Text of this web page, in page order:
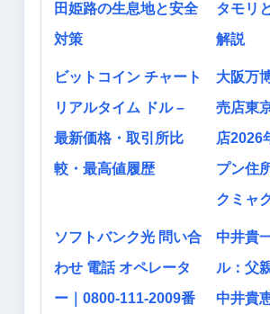
田姫路の生息地と安全
対策
タモリ
解説
ビットコイン チャート
リアルタイム ドル –
最新価格・取引所比
較・最高値履歴
大阪万
売店東
店2026
プン住
クミャ
ソフトバンク光 問い合
わせ 電話 オペレータ
ー｜0800-111-2009番
中井貴
ル：父
中井貴